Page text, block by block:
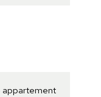
appartement